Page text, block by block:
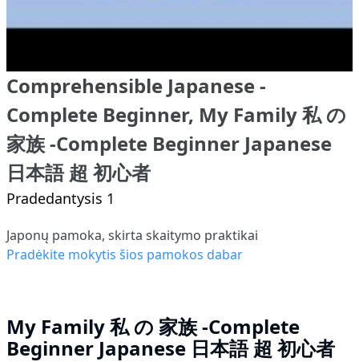
Comprehensible Japanese -
Complete Beginner, My Family 私 の
家族 -Complete Beginner Japanese
日本語 超 初心者
Pradedantysis 1
Japonų pamoka, skirta skaitymo praktikai
Pradėkite mokytis šios pamokos dabar
My Family 私 の 家族 -Complete
Beginner Japanese 日本語 超 初心者